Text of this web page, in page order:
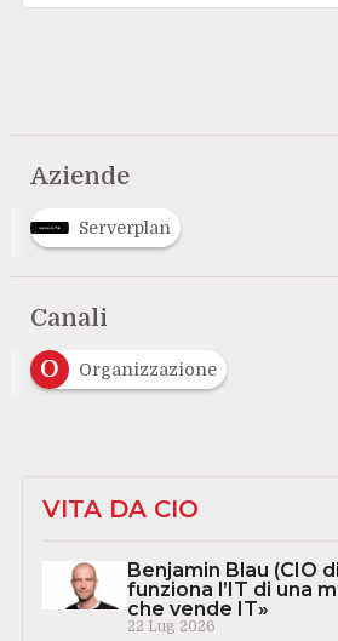
Aziende
Serverplan
Canali
O
Organizzazione
VITA DA CIO
Benjamin Blau (CIO
funziona l’IT di una
che vende IT»
22 Lug 2026